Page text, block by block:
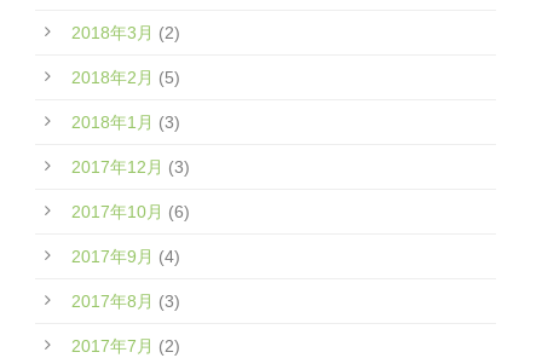
2018年3月 (2)
2018年2月 (5)
2018年1月 (3)
2017年12月 (3)
2017年10月 (6)
2017年9月 (4)
2017年8月 (3)
2017年7月 (2)